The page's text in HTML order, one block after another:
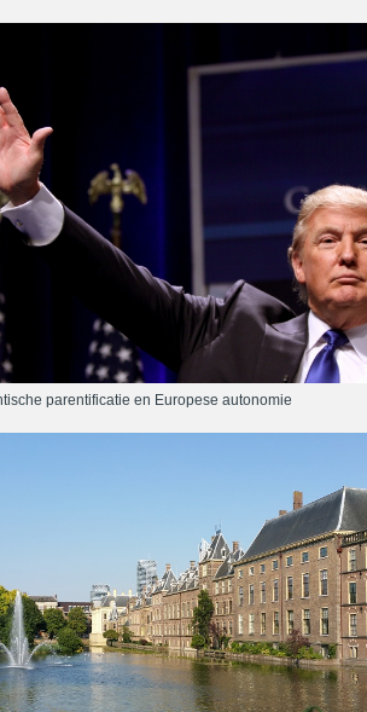
parentificatie en Europese autonomie